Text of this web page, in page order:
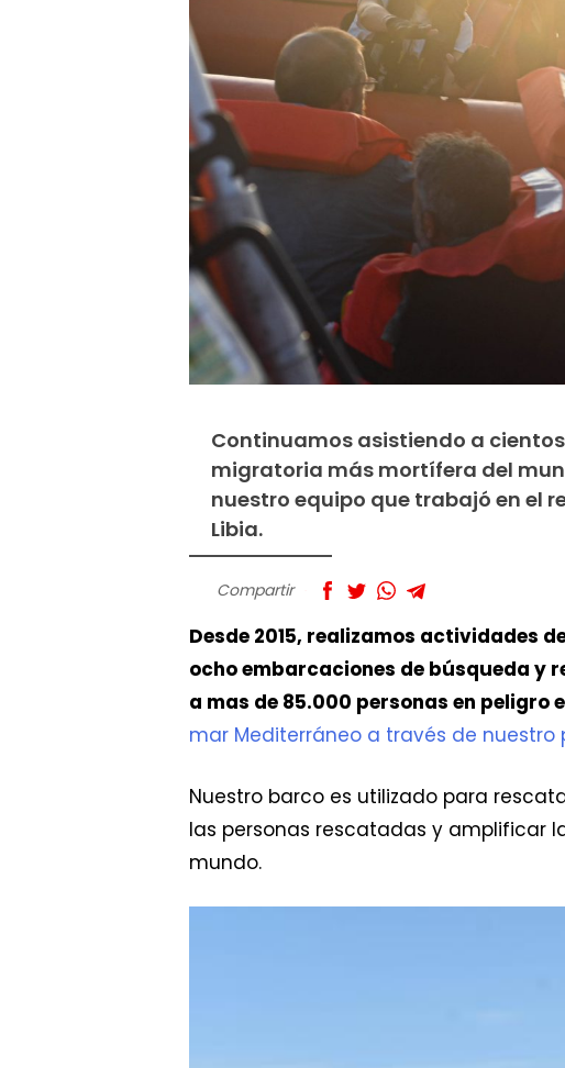
Continuamos asistiendo a
migratoria más mortífera del
nuestro equipo que trabajó en el
Libia.
Compartir
Desde 2015, realizamos actividades
ocho embarcaciones de búsqueda y
a mas de 85.000 personas en peligro
mar Mediterráneo a través de nuestro
Nuestro barco es utilizado para
las personas rescatadas y amplificar
mundo.